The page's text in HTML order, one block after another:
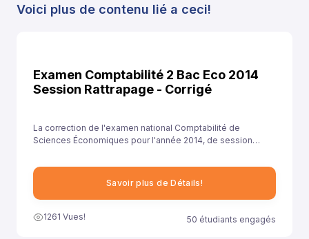
Voici plus de contenu lié a ceci!
Examen Comptabilité 2 Bac Eco 2014
Session Rattrapage - Corrigé
La correction de l'examen national Comptabilité de
Sciences Économiques pour l'année 2014, de session
comprendre leurs erreurs et à améliorer leurs
Savoir plus de Détails!
1261 Vues! 50 étudiants engagés